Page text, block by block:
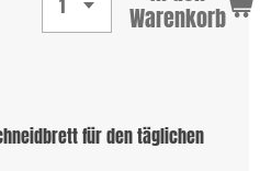
Warenkorb
für den täglichen